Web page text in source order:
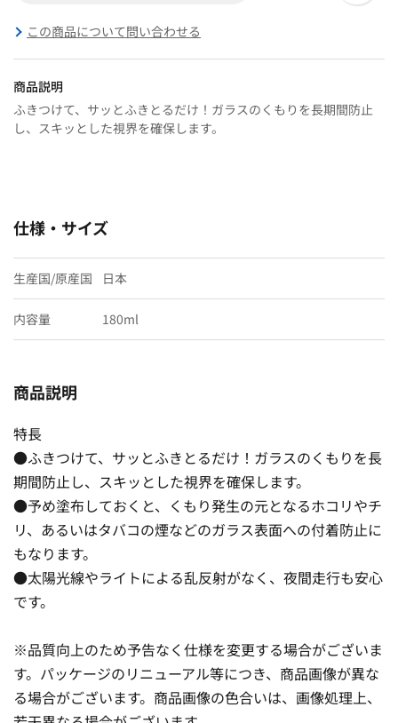
この商品について問い合わせる
商品説明
ふきつけて、サッとふきとるだけ！ガラスのくもりを長期間防止
し、スキッとした視界を確保します。
仕様・サイズ
生産国/原産国 日本
内容量 180ml
商品説明
特長
●ふきつけて、サッとふきとるだけ！ガラスのくもりを長
期間防止し、スキッとした視界を確保します。
●予め塗布しておくと、くもり発生の元となるホコリやチ
リ、あるいはタバコの煙などのガラス表面への付着防止に
もなります。
●太陽光線やライトによる乱反射がなく、夜間走行も安心
です。
※品質向上のため予告なく仕様を変更する場合がございま
す。パッケージのリニューアル等につき、商品画像が異な
る場合がございます。商品画像の色合いは、画像処理上、